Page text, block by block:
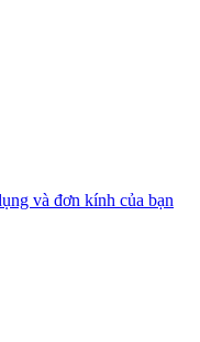
và đơn kính của bạn